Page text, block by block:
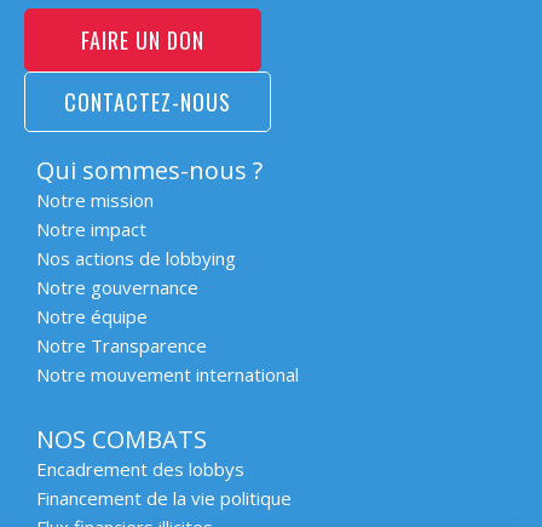
FAIRE UN DON
CONTACTEZ-NOUS
Qui sommes-nous ?
Notre mission
Notre impact
Nos actions de lobbying
Notre gouvernance
Notre équipe
Notre Transparence
Notre mouvement international
NOS COMBATS
Encadrement des lobbys
Financement de la vie politique